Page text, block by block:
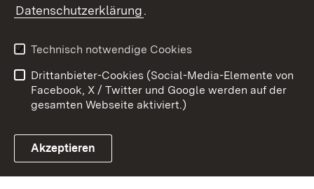
Link zum Landesportal
Kontakt
Barrierefreiheit
Impressum
Cookies
Datenschutzerklärung.
Technisch notwendige Cookies
Drittanbieter-Cookies (Social-Media-Elemente von
Facebook, X / Twitter und Google werden auf der
gesamten Webseite aktiviert.)
Akzeptieren